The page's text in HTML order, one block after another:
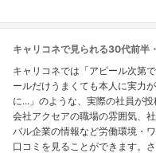
キャリコネで見られる30代前半
キャリコネでは「アピール次第
ールだけうまくても本人に実力
に...」のような、実際の社員が
会社アクセアの職場の雰囲気、
バル企業の情報など労働環境・
口コミを見ることができます。